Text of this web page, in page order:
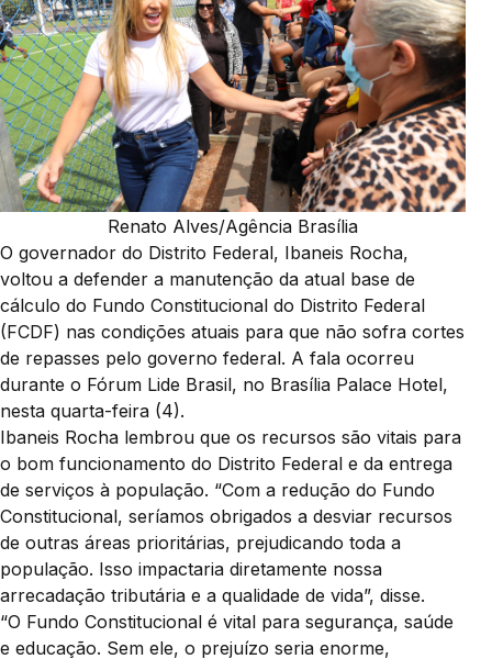
Renato Alves/Agência Brasília
O governador do Distrito Federal, Ibaneis Rocha,
voltou a defender a manutenção da atual base de
cálculo do Fundo Constitucional do Distrito Federal
(FCDF) nas condições atuais para que não sofra cortes
de repasses pelo governo federal. A fala ocorreu
durante o Fórum Lide Brasil, no Brasília Palace Hotel,
nesta quarta-feira (4).
Ibaneis Rocha lembrou que os recursos são vitais para
o bom funcionamento do Distrito Federal e da entrega
de serviços à população. “Com a redução do Fundo
Constitucional, seríamos obrigados a desviar recursos
de outras áreas prioritárias, prejudicando toda a
população. Isso impactaria diretamente nossa
arrecadação tributária e a qualidade de vida”, disse.
“O Fundo Constitucional é vital para segurança, saúde
e educação. Sem ele, o prejuízo seria enorme,